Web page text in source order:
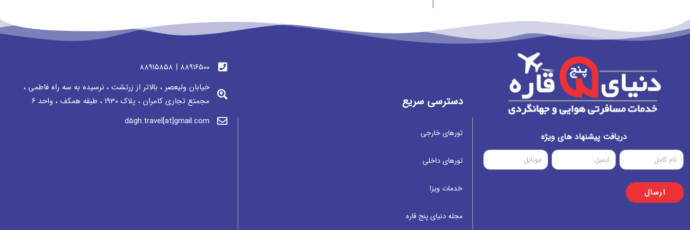
دریافت پیشنهاد های ویژه
ارسال
دسترسی سریع
تورهای خارجی
تورهای داخلی
خدمات ویزا
مجله دنیای پنج قاره
٨٨٩١٦٥٠٠ | ٨٨٩١٥٨٥٨
خیابان ولیعصر ، بالاتر از زرتشت ، نرسيده به سه راه فاطمی ،
مجمتع تجاری كامران ، پلاک 1930 ، طبقه همکف ، واحد ٦
d5gh.travel[at]gmail.com